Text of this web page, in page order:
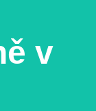
v